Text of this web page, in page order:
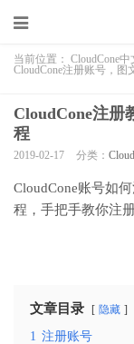
当前位置： CloudCone中
CloudCone注册账号，图
CloudCone注册
程
2019-02-17 分类：
CloudCone账号如
程，手把手教你注
文章目录 隐藏
1 注册账号